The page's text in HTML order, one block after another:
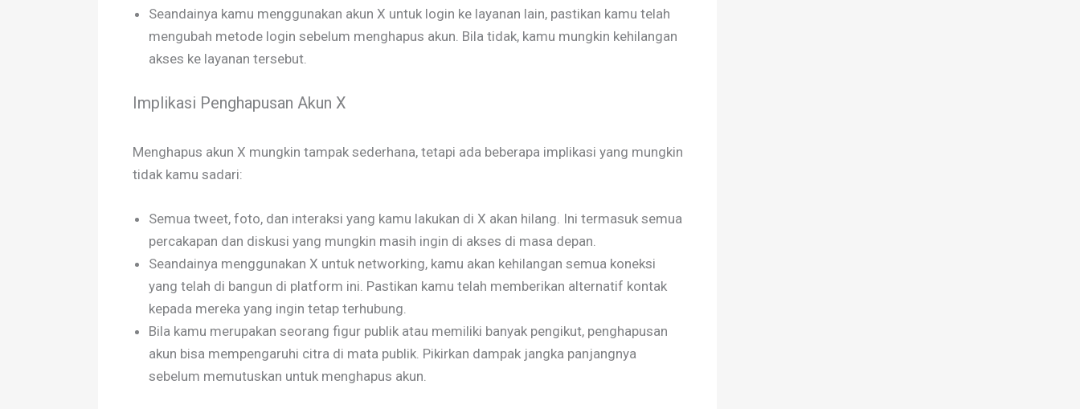
Seandainya kamu menggunakan akun X untuk login ke layanan lain, pastikan kamu telah
mengubah metode login sebelum menghapus akun. Bila tidak, kamu mungkin kehilangan
akses ke layanan tersebut.
Implikasi Penghapusan Akun X
Menghapus akun X mungkin tampak sederhana, tetapi ada beberapa implikasi yang mungkin
tidak kamu sadari:
Semua tweet, foto, dan interaksi yang kamu lakukan di X akan hilang. Ini termasuk semua
percakapan dan diskusi yang mungkin masih ingin di akses di masa depan.
Seandainya menggunakan X untuk networking, kamu akan kehilangan semua koneksi
yang telah di bangun di platform ini. Pastikan kamu telah memberikan alternatif kontak
kepada mereka yang ingin tetap terhubung.
Bila kamu merupakan seorang figur publik atau memiliki banyak pengikut, penghapusan
akun bisa mempengaruhi citra di mata publik. Pikirkan dampak jangka panjangnya
sebelum memutuskan untuk menghapus akun.